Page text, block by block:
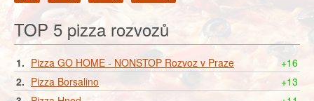
TOP 5 pizza rozvozů
1. Pizza GO HOME - NONSTOP Rozvoz v Praze
+16
2. Pizza Borsalino
+13